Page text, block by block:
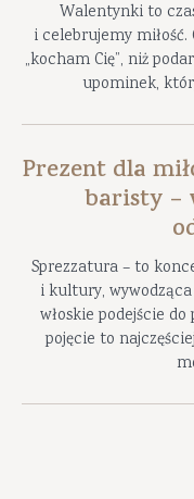
Walentynki to
i celebrujemy miłość.
„kocham Cię”, niż
upominek,
Prezent dla
baristy –
Sprezzatura – to
i kultury,
włoskie podejście
pojęcie to